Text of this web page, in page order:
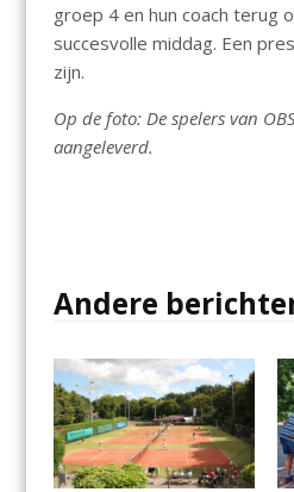
groep 4 en hun coach terug
succesvolle middag. Een
zijn.
Op de foto: De spelers van
aangeleverd.
Andere